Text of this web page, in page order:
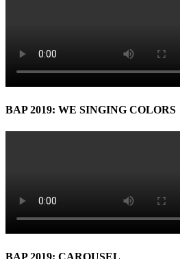
BAP 2019: WE SINGING COLORS
BAP 2019: CAROUSEL